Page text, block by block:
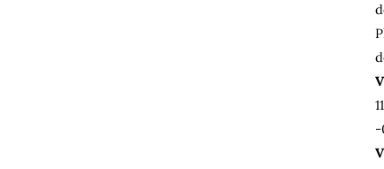
-